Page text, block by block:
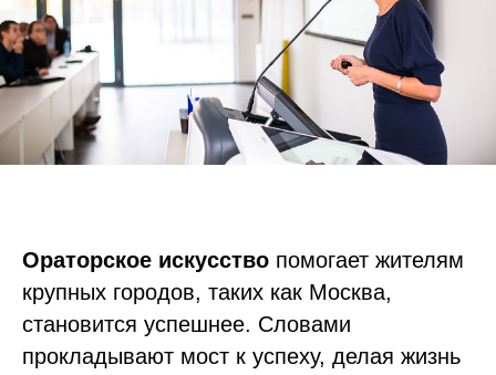
Ораторское искусство помогает жителям
крупных городов, таких как Москва,
становится успешнее. Словами
прокладывают мост к успеху, делая жизнь